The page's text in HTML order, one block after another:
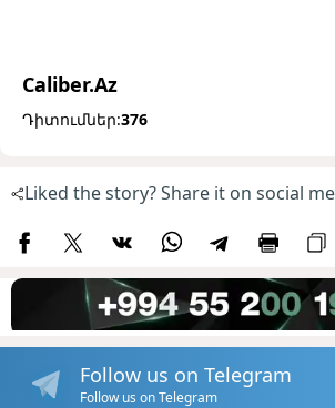
Caliber.Az
Դիտումներ:376
Liked the story? Share it on social
Follow us on Telegram
Follow us on Telegram